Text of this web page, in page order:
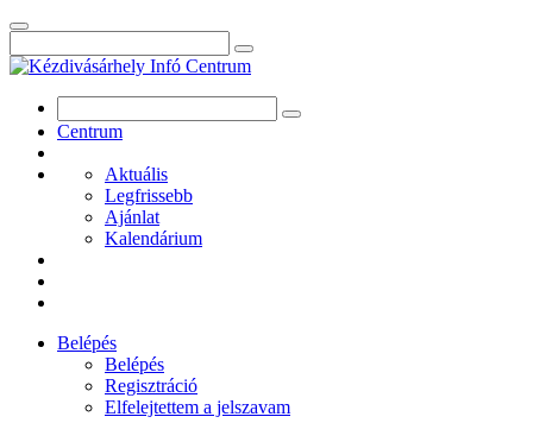
Centrum
Aktuális
Legfrissebb
Ajánlat
Kalendárium
Belépés
Belépés
Regisztráció
Elfelejtettem a jelszavam